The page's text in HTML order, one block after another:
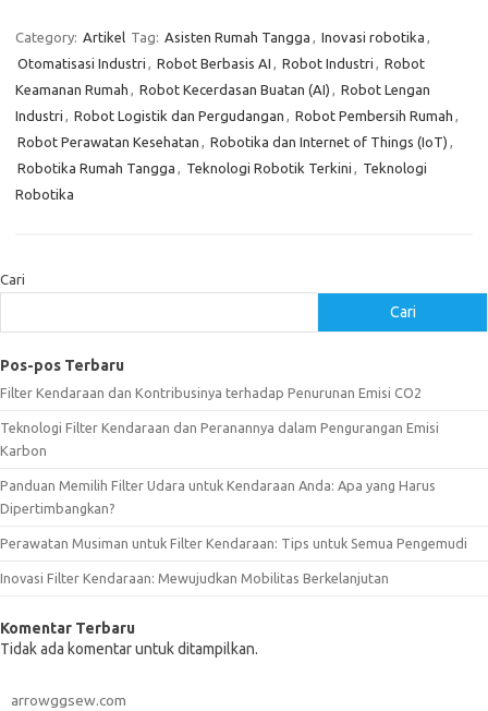
Category: Artikel Tag: Asisten Rumah Tangga , Inovasi robotika ,
Otomatisasi Industri , Robot Berbasis AI , Robot Industri , Robot
Keamanan Rumah , Robot Kecerdasan Buatan (AI) , Robot Lengan
Industri , Robot Logistik dan Pergudangan , Robot Pembersih Rumah ,
Robot Perawatan Kesehatan , Robotika dan Internet of Things (IoT) ,
Robotika Rumah Tangga , Teknologi Robotik Terkini , Teknologi
Robotika
Cari
Cari
Pos-pos Terbaru
Filter Kendaraan dan Kontribusinya terhadap Penurunan Emisi CO2
Teknologi Filter Kendaraan dan Peranannya dalam Pengurangan Emisi
Karbon
Panduan Memilih Filter Udara untuk Kendaraan Anda: Apa yang Harus
Dipertimbangkan?
Perawatan Musiman untuk Filter Kendaraan: Tips untuk Semua Pengemudi
Inovasi Filter Kendaraan: Mewujudkan Mobilitas Berkelanjutan
Komentar Terbaru
Tidak ada komentar untuk ditampilkan.
arrowggsew.com